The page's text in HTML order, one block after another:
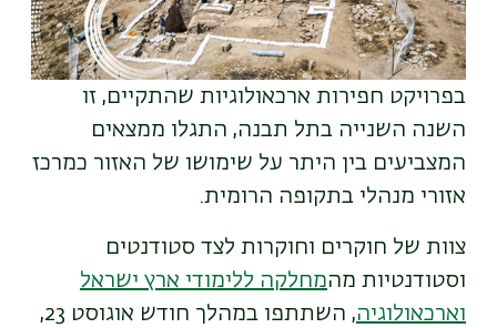
בפרויקט חפירות ארכאולוגיות שהתקיים, זו
השנה השנייה בתל תבנה, התגלו ממצאים
המצביעים בין היתר על שימושו של האזור כמרכז
אזורי מנהלי בתקופה הרומית.
צוות של חוקרים וחוקרות לצד סטודנטים
וסטודנטיות מהמחלקה ללימודי ארץ ישראל
וארכאולוגיה
, השתתפו במהלך חודש אוגוסט 23,